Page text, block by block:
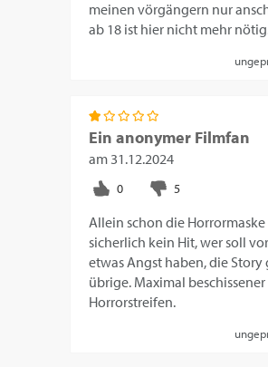
meinen vörgängern nur
ab 18 ist hier nicht mehr
Ein anonymer Filmfan
am 31.12.2024
Allein schon die Horrormaske
sicherlich kein Hit, wer soll
etwas Angst haben, die Story
übrige. Maximal beschissener
Horrorstreifen.